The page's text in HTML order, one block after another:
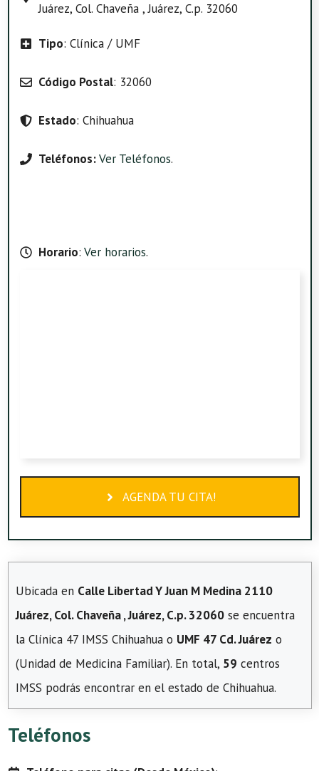
Juárez, Col. Chaveña , Juárez, C.p. 32060
Tipo: Clínica / UMF
Código Postal: 32060
Estado: Chihuahua
Teléfonos:Ver Teléfonos.
Horario: Ver horarios.
AGENDA TU CITA!
Ubicada en Calle Libertad Y Juan M Medina 2110
Juárez, Col. Chaveña , Juárez, C.p. 32060 se encuentra
la Clínica 47 IMSS Chihuahua o UMF 47 Cd. Juárez o
(Unidad de Medicina Familiar). En total, 59 centros
IMSS podrás encontrar en el estado de Chihuahua.
Teléfonos